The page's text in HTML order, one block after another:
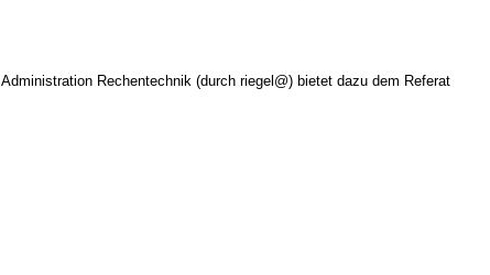
Rechentechnik (durch riegel@) bietet dazu dem Referat